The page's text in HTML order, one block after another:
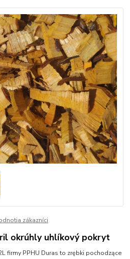
zákazníci
okrúhly uhlíkový pokryt
firmy PPHU Duras to zrębki pochodzące